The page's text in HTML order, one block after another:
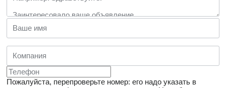
Пожалуйста, перепроверьте номер: его надо указать в